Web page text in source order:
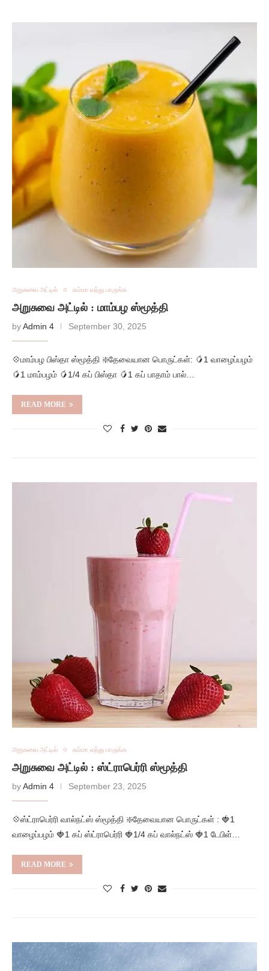
அறுசுவை அட்டில் சும்மா வந்து பாருங்க
அறுசுவை அட்டில் : மாம்பழ ஸ்மூத்தி
byAdmin 4 September 30, 2025
💠மாம்பழ பிஸ்தா ஸ்மூத்தி ❇️தேவையான பொருட்கள்: 🥭1 வாழைப்பழம்
🥭1 மாம்பழம் 🥭1/4 கப் பிஸ்தா 🥭1 கப் பாதாம் பால்…
READ MORE
அறுசுவை அட்டில் சும்மா வந்து பாருங்க
அறுசுவை அட்டில் : ஸ்ட்ராபெர்ரி ஸ்மூத்தி
byAdmin 4 September 23, 2025
💠ஸ்ட்ராபெர்ரி வால்நட்ஸ் ஸ்மூத்தி ❇️தேவையான பொருட்கள் : 🍓1
வாழைப்பழம் 🍓1 கப் ஸ்ட்ராபெர்ரி 🍓1/4 கப் வால்நட்ஸ் 🍓1 டேபிள்…
READ MORE